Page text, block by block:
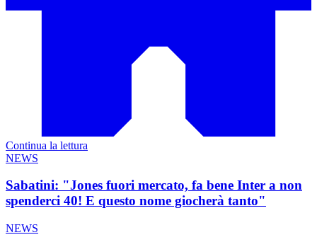
Continua la lettura
NEWS
Sabatini: "Jones fuori mercato, fa bene Inter a non
spenderci 40! E questo nome giocherà tanto"
NEWS